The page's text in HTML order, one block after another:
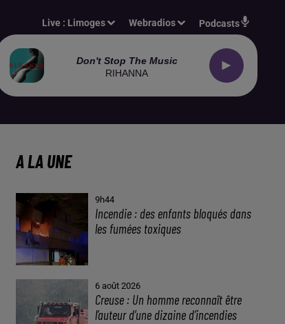
Live : Limoges Webradios Podcasts
Don't Stop The Music
RIHANNA
A LA UNE
9h44
Incendie : des enfants bloqués dans
les fumées toxiques
6 août 2026
Creuse : Un homme reconnaît être
l’auteur d’une dizaine d’incendies